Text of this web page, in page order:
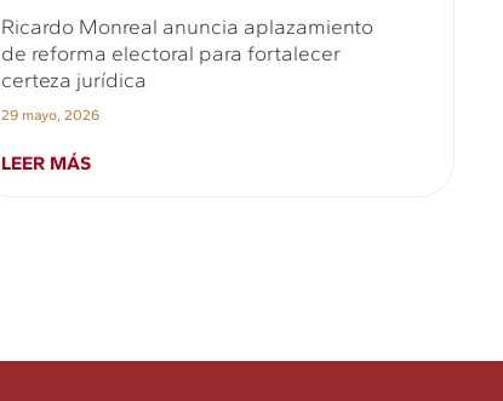
Ricardo Monreal anuncia aplazamiento
de reforma electoral para fortalecer
certeza jurídica
29 mayo, 2026
LEER MÁS